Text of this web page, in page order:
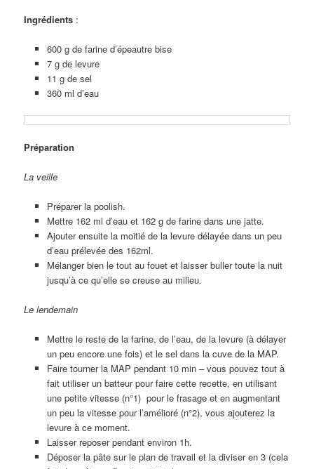
Ingrédients :
600 g de farine d’épeautre bise
7 g de levure
11 g de sel
360 ml d’eau
Préparation
La veille
Préparer la poolish.
Mettre 162 ml d’eau et 162 g de farine dans une jatte.
Ajouter ensuite la moitié de la levure délayée dans un peu
d’eau prélevée des 162ml.
Mélanger bien le tout au fouet et laisser buller toute la nuit
jusqu’à ce qu’elle se creuse au milieu.
Le lendemain
Mettre le reste de la farine, de l’eau, de la levure (à délayer
un peu encore une fois) et le sel dans la cuve de la MAP.
Faire tourner la MAP pendant 10 min – vous pouvez tout à
fait utiliser un batteur pour faire cette recette, en utilisant
une petite vitesse (n°1) pour le frasage et en augmentant
un peu la vitesse pour l’amélioré (n°2), vous ajouterez la
levure à ce moment.
Laisser reposer pendant environ 1h.
Déposer la pâte sur le plan de travail et la diviser en 3 (cela